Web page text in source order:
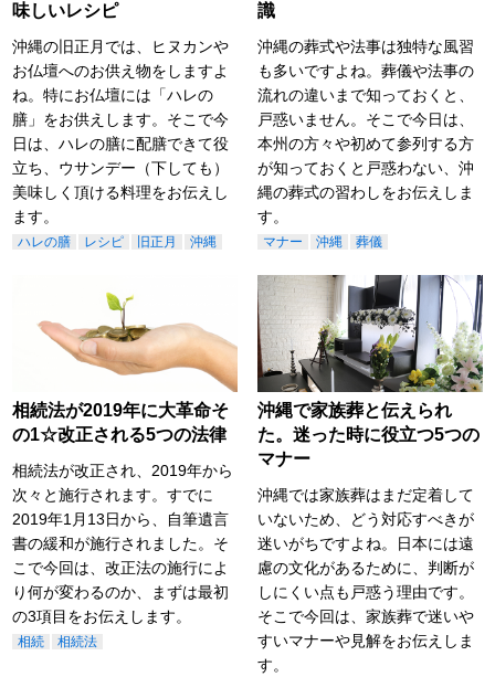
味しいレシピ
沖縄の旧正月では、ヒヌカンや
お仏壇へのお供え物をしますよ
ね。特にお仏壇には「ハレの
膳」をお供えします。そこで今
日は、ハレの膳に配膳できて役
立ち、ウサンデー（下しても）
美味しく頂ける料理をお伝えし
ます。
ハレの膳 レシピ 旧正月 沖縄
識
沖縄の葬式や法事は独特な風習
も多いですよね。葬儀や法事の
流れの違いまで知っておくと、
戸惑いません。そこで今日は、
本州の方々や初めて参列する方
が知っておくと戸惑わない、沖
縄の葬式の習わしをお伝えしま
す。
マナー 沖縄 葬儀
相続法が2019年に大革命そ
の1☆改正される5つの法律
相続法が改正され、2019年から
次々と施行されます。すでに
2019年1月13日から、自筆遺言
書の緩和が施行されました。そ
こで今回は、改正法の施行によ
り何が変わるのか、まずは最初
の3項目をお伝えします。
相続 相続法
沖縄で家族葬と伝えられ
た。迷った時に役立つ5つの
マナー
沖縄では家族葬はまだ定着して
いないため、どう対応すべきが
迷いがちですよね。日本には遠
慮の文化があるために、判断が
しにくい点も戸惑う理由です。
そこで今回は、家族葬で迷いや
すいマナーや見解をお伝えしま
す。